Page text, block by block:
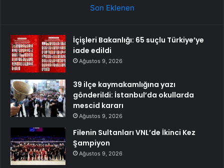
Son Eklenen
İçişleri Bakanlığı: 65 suçlu Türkiye’ye
iade edildi
Ağustos 9, 2026
39 ilçe kaymakamlığına yazı
gönderildi: İstanbul’da okullarda
mescid kararı
Ağustos 9, 2026
Filenin Sultanları VNL’de İkinci Kez
Şampiyon
Ağustos 9, 2026